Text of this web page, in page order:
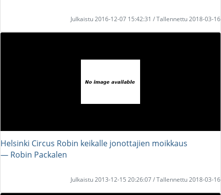
Julkaistu 2016-12-07 15:42:31 / Tallennettu 2018-03-16
Helsinki Circus Robin keikalle jonottajien moikkaus
― Robin Packalen
Julkaistu 2013-12-15 20:26:07 / Tallennettu 2018-03-16